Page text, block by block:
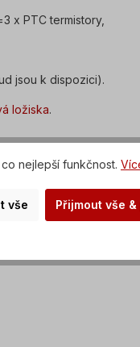
x PTC termistory,
jsou k dispozici).
ložiska.
personál
nejlepší funkčnost.
vše Přijmout vše